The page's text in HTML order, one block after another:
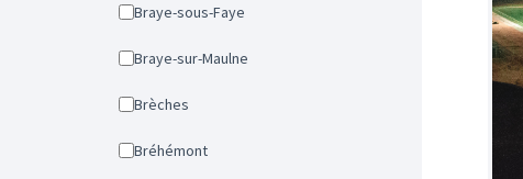
Braye-sous-Faye
Braye-sur-Maulne
Brèches
Bréhémont